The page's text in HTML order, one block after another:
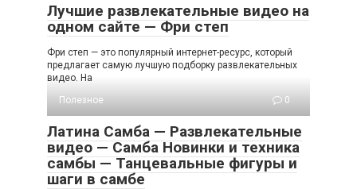
Лучшие развлекательные видео на
одном сайте — Фри степ
Фри степ — это популярный интернет-ресурс, который
предлагает самую лучшую подборку развлекательных
видео. На
Полезное
0
Латина Самба — Развлекательные
видео — Самба Новинки и техника
самбы — Танцевальные фигуры и
шаги в самбе